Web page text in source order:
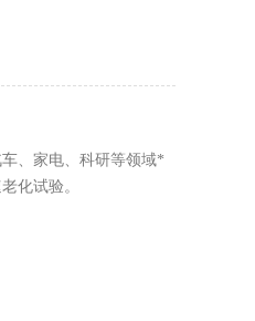
、家电、科研等领域*
化试验。